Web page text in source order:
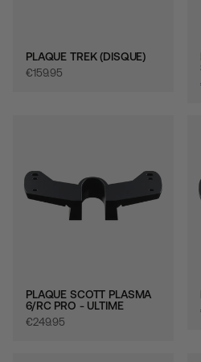
PLAQUE TREK (DISQUE)
€‎159.95
PLAQUE SCOTT PLASMA
6/RC PRO - ULTIME
€‎249.95